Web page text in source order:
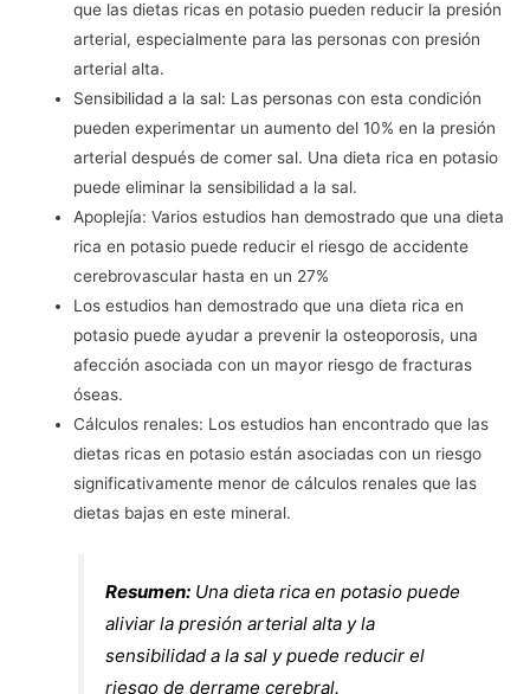
que las dietas ricas en potasio pueden reducir la presión
arterial, especialmente para las personas con presión
arterial alta.
Sensibilidad a la sal: Las personas con esta condición
pueden experimentar un aumento del 10% en la presión
arterial después de comer sal. Una dieta rica en potasio
puede eliminar la sensibilidad a la sal.
Apoplejía: Varios estudios han demostrado que una dieta
rica en potasio puede reducir el riesgo de accidente
cerebrovascular hasta en un 27%
Los estudios han demostrado que una dieta rica en
potasio puede ayudar a prevenir la osteoporosis, una
afección asociada con un mayor riesgo de fracturas
óseas.
Cálculos renales: Los estudios han encontrado que las
dietas ricas en potasio están asociadas con un riesgo
significativamente menor de cálculos renales que las
dietas bajas en este mineral.
Resumen: Una dieta rica en potasio puede
aliviar la presión arterial alta y la
sensibilidad a la sal y puede reducir el
riesgo de derrame cerebral.